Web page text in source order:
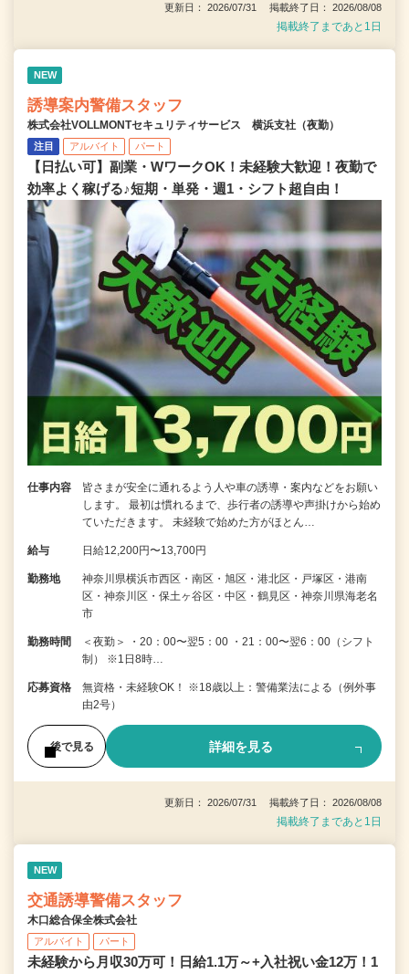
更新日： 2026/07/31 掲載終了日： 2026/08/08
掲載終了まであと1日
NEW
誘導案内警備スタッフ
株式会社VOLLMONTセキュリティサービス 横浜支社（夜勤）
注目 アルバイト パート
【日払い可】副業・WワークOK！未経験大歓迎！夜勤で
効率よく稼げる♪短期・単発・週1・シフト超自由！
仕事内容
皆さまが安全に通れるよう人や車の誘導・案内などをお願い
します。 最初は慣れるまで、歩行者の誘導や声掛けから始め
ていただきます。 未経験で始めた方がほとん…
給与 日給12,200円〜13,700円
勤務地
神奈川県横浜市西区・南区・旭区・港北区・戸塚区・港南
区・神奈川区・保土ヶ谷区・中区・鶴見区・神奈川県海老名
市
勤務時間
＜夜勤＞ ・20：00〜翌5：00 ・21：00〜翌6：00（シフト
制） ※1日8時…
応募資格
無資格・未経験OK！ ※18歳以上：警備業法による（例外事
由2号）
後で見る 詳細を見る
更新日： 2026/07/31 掲載終了日： 2026/08/08
掲載終了まであと1日
NEW
交通誘導警備スタッフ
木口総合保全株式会社
アルバイト パート
未経験から月収30万可！日給1.1万～+入社祝い金12万！1